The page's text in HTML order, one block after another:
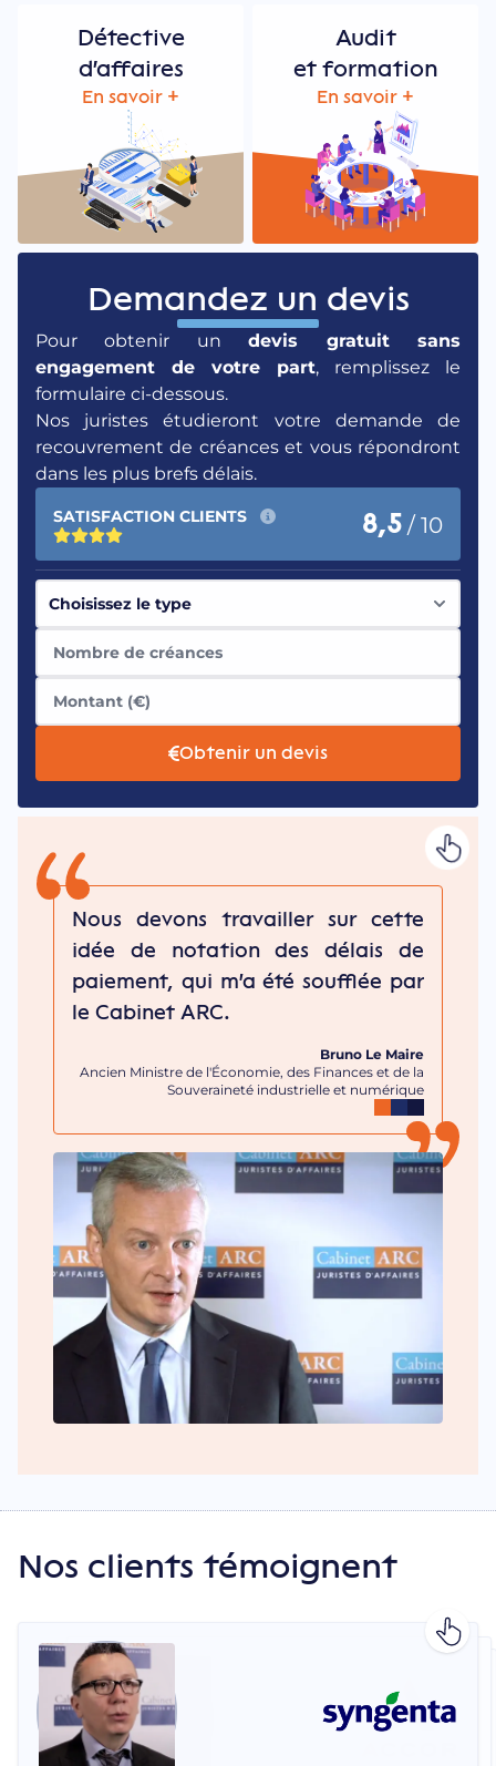
Détective
d'affaires
En savoir +
Audit
et formation
En savoir +
Demandez un devis
Pour obtenir undevis gratuit sans
engagement de votre part, remplissez le
formulaire ci-dessous.
Nos juristes étudieront votre demande de
recouvrement de créances et vous répondront
dans les plus brefs délais.
SATISFACTION CLIENTS 8,5 / 10
Obtenir un devis
Bruno Le Maire
Ancien Ministre de l'Économie, des Finances et de la
Souveraineté industrielle et numérique
Nos clients témoignent